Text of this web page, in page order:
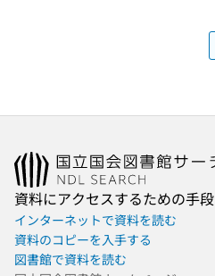
資料にアクセスするための手段
インターネットで資料を読む
資料のコピーを入手する
図書館で資料を読む